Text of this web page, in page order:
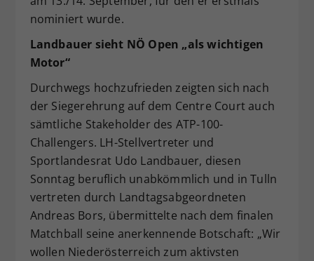
nominiert wurde.
Landbauer sieht NÖ Open „als wichtigen
Motor“
Durchwegs hochzufrieden zeigten sich nach
der Siegerehrung auf dem Centre Court auch
sämtliche Stakeholder des ATP-100-
Challengers. LH-Stellvertreter und
Sportlandesrat Udo Landbauer, diesen
Sonntag beruflich unabkömmlich und in Tulln
vertreten durch Landtagsabgeordneten
Andreas Bors, übermittelte nach dem finalen
Matchball seine anerkennende Botschaft: „Wir
wollen Niederösterreich zum aktivsten